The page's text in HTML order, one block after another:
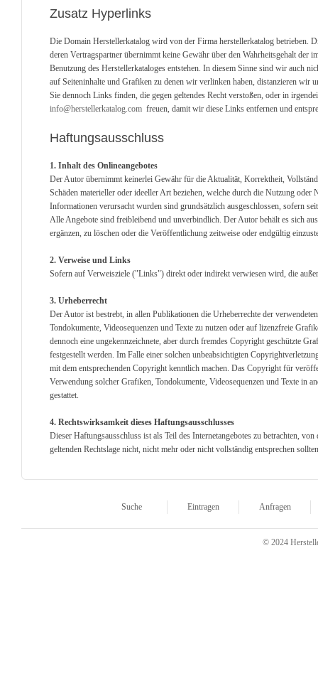
Zusatz Hyperlinks
Die Domain Herstellerkatalog wird von der Firma herstellerkatalog betrieben.
deren Vertragspartner übernimmt keine Gewähr über den Wahrheitsgehalt der
Benutzung des Herstellerkataloges entstehen. In diesem Sinne sind wir auch
auf Seiteninhalte und Grafiken zu denen wir verlinken haben, distanzieren wir
Sie dennoch Links finden, die gegen geltendes Recht verstoßen, oder in
info@herstellerkatalog.com freuen, damit wir diese Links entfernen und
Haftungsausschluss
1. Inhalt des Onlineangebotes
Der Autor übernimmt keinerlei Gewähr für die Aktualität, Korrektheit,
Schäden materieller oder ideeller Art beziehen, welche durch die Nutzung
Informationen verursacht wurden sind grundsätzlich ausgeschlossen, sofern
Alle Angebote sind freibleibend und unverbindlich. Der Autor behält es sich
ergänzen, zu löschen oder die Veröffentlichung zeitweise oder endgültig
2. Verweise und Links
Sofern auf Verweisziele ("Links") direkt oder indirekt verwiesen wird, die
3. Urheberrecht
Der Autor ist bestrebt, in allen Publikationen die Urheberrechte der
Tondokumente, Videosequenzen und Texte zu nutzen oder auf lizenzfreie
dennoch eine ungekennzeichnete, aber durch fremdes Copyright geschützte
festgestellt werden. Im Falle einer solchen unbeabsichtigten
mit dem entsprechenden Copyright kenntlich machen. Das Copyright für
Verwendung solcher Grafiken, Tondokumente, Videosequenzen und Texte in
gestattet.
4. Rechtswirksamkeit dieses Haftungsausschlusses
Dieser Haftungsausschluss ist als Teil des Internetangebotes zu betrachten,
geltenden Rechtslage nicht, nicht mehr oder nicht vollständig entsprechen
Suche Eintragen Anfragen
© 2024